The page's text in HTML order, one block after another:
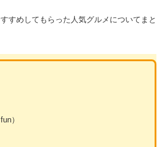
すめしてもらった人気グルメについてまと
）